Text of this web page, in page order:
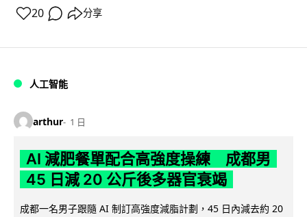
20 分享
人工智能
arthur 1 日
AI 減肥餐單配合高強度操練 成都男
45 日減 20 公斤後多器官衰竭
成都一名男子跟隨 AI 制訂高強度減脂計劃，45 日內減去約 20